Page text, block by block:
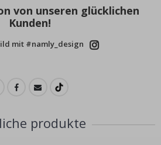
von unseren glücklichen
Kunden!
mit #namly_design
produkte